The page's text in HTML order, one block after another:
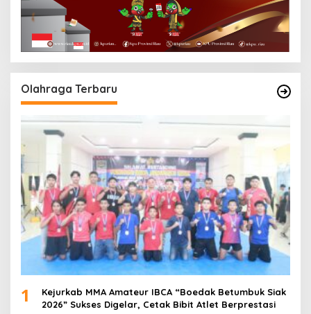
Olahraga Terbaru
1
Kejurkab MMA Amateur IBCA “Boedak Betumbuk Siak
2026” Sukses Digelar, Cetak Bibit Atlet Berprestasi